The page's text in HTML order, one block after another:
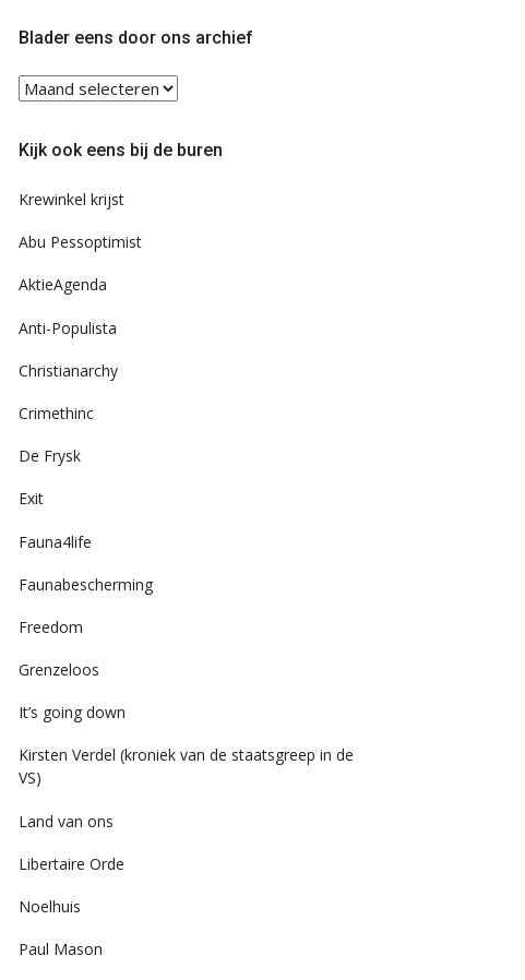
TwitterFacebook
Blader eens door ons archief
Blader
eens
ons
Kijk ook eens bij de buren
Krewinkel krijst
Abu Pessoptimist
AktieAgenda
Anti-Populista
Christianarchy
Crimethinc
De Frysk
Exit
Fauna4life
Faunabescherming
Freedom
Grenzeloos
It’s going down
Kirsten Verdel (kroniek van de staatsgreep in de
VS)
Land van ons
Libertaire Orde
Noelhuis
Paul Mason